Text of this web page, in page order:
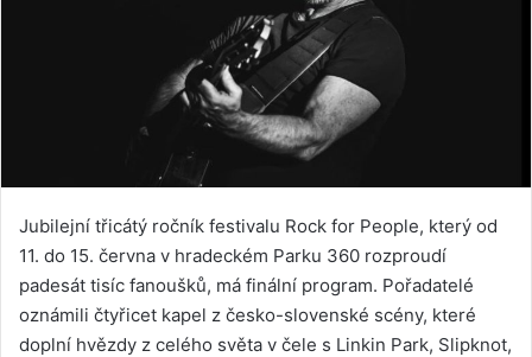
Jubilejní třicátý ročník festivalu Rock for People, který od
11. do 15. června v hradeckém Parku 360 rozproudí
padesát tisíc fanoušků, má finální program. Pořadatelé
oznámili čtyřicet kapel z česko-slovenské scény, které
doplní hvězdy z celého světa v čele s Linkin Park, Slipknot,